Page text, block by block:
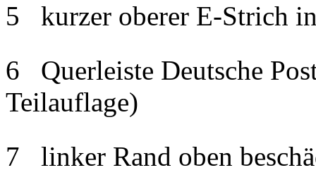
5 kurzer oberer E-Strich
6 Querleiste Deutsche
Teilauflage)
7 linker Rand oben